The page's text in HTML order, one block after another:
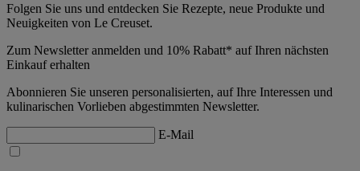
Folgen Sie uns und entdecken Sie Rezepte, neue Produkte und
Neuigkeiten von Le Creuset.
Zum Newsletter anmelden und 10% Rabatt* auf Ihren nächsten
Einkauf erhalten
Abonnieren Sie unseren personalisierten, auf Ihre Interessen und
kulinarischen Vorlieben abgestimmten Newsletter.
E-Mail